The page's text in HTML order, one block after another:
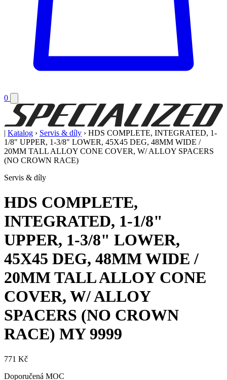
0
| Katalog › Servis & díly › HDS COMPLETE, INTEGRATED, 1-
1/8" UPPER, 1-3/8" LOWER, 45X45 DEG, 48MM WIDE /
20MM TALL ALLOY CONE COVER, W/ ALLOY SPACERS
(NO CROWN RACE)
Servis & díly
HDS COMPLETE,
INTEGRATED, 1-1/8"
UPPER, 1-3/8" LOWER,
45X45 DEG, 48MM WIDE /
20MM TALL ALLOY CONE
COVER, W/ ALLOY
SPACERS (NO CROWN
RACE) MY 9999
771 Kč
Doporučená MOC